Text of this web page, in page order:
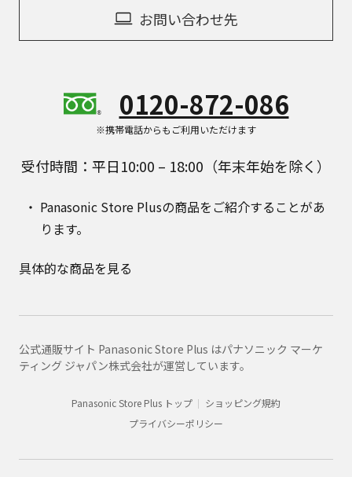
お問い合わせ先
0120-872-086
※携帯電話からもご利用いただけます
受付時間：平日10:00 – 18:00（年末年始を除く）
Panasonic Store Plusの商品をご紹介することがあ
ります。
具体的な商品を見る
公式通販サイト Panasonic Store Plus はパナソニック マーケ
ティング ジャパン株式会社が運営しています。
Panasonic Store Plus トップ
ショッピング規約
プライバシーポリシー